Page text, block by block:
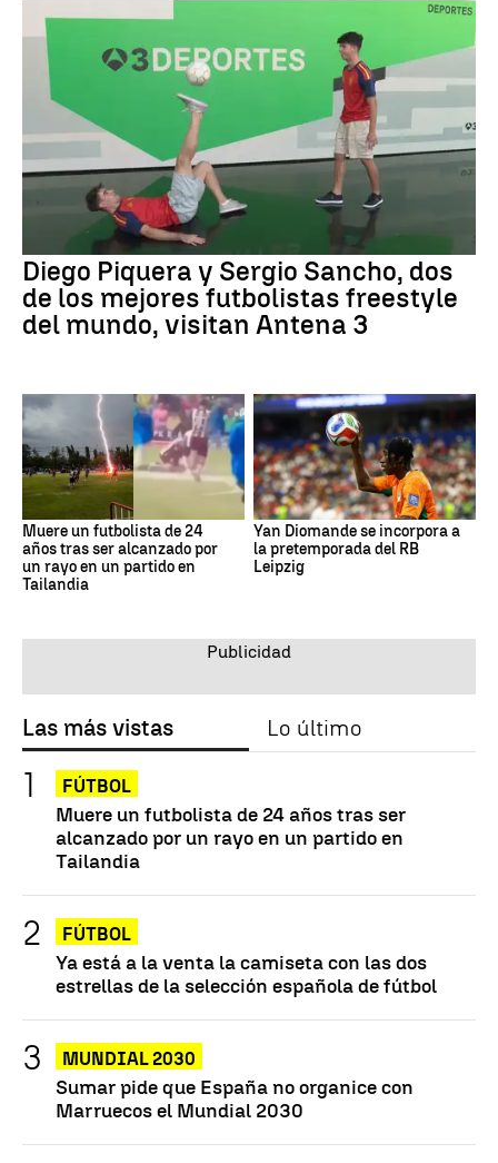
Diego Piquera y Sergio Sancho, dos
de los mejores futbolistas freestyle
del mundo, visitan Antena 3
Muere un futbolista de 24
años tras ser alcanzado por
un rayo en un partido en
Tailandia
Yan Diomande se incorpora a
la pretemporada del RB
Leipzig
Las más vistas Lo último
FÚTBOL
Muere un futbolista de 24 años tras ser
alcanzado por un rayo en un partido en
Tailandia
FÚTBOL
Ya está a la venta la camiseta con las dos
estrellas de la selección española de fútbol
MUNDIAL 2030
Sumar pide que España no organice con
Marruecos el Mundial 2030